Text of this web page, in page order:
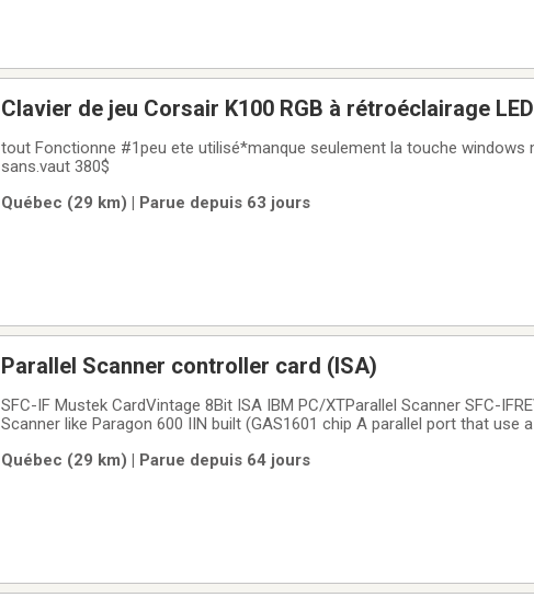
Clavier de jeu Corsair K100 RGB à rétroéclairage
tout Fonctionne #1peu ete utilisé*manque seulement la touche windows
sans.vaut 380$
Québec (29 km) | Parue depuis 63 jours
Parallel Scanner controller card (ISA)
SFC-IF Mustek CardVintage 8Bit ISA IBM PC/XTParallel Scanner SFC-
Scanner like Paragon 600 IIN built (GAS1601 chip A parallel port that use
Québec (29 km) | Parue depuis 64 jours